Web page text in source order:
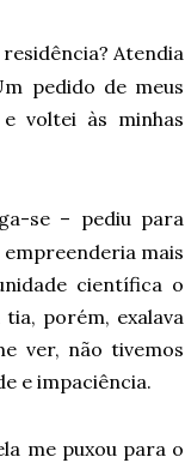
Atendia
pedido de meus
voltei às minhas
se – pediu para
mais
científica o
porém, exalava
ver, não tivemos
e impaciência.
me puxou para o